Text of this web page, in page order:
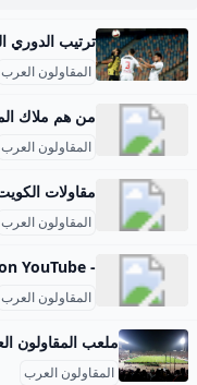
المقاولون العرب
المقاولون العرب
المقاولون العرب
المقاولون العرب
المقاولون العرب